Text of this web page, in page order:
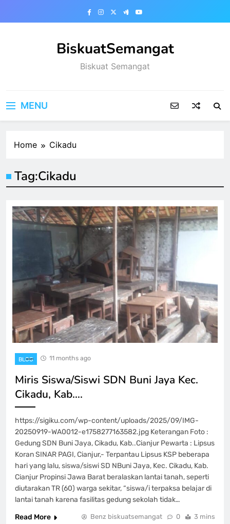
BiskuatSemangat
Biskuat Semangat
MENU
Home Cikadu
Tag:Cikadu
BLOG 11 months ago
Miris Siswa/Siswi SDN Buni Jaya Kec.
Cikadu, Kab….
https://sigiku.com/wp-content/uploads/2025/09/IMG-
20250919-WA0012-e1758277163582.jpg Keterangan Foto :
Gedung SDN Buni Jaya, Cikadu, Kab..Cianjur Pewarta : Lipsus
Koran SINAR PAGI, Cianjur,- Terpantau Lipsus KSP beberapa
hari yang lalu, siswa/siswi SD NBuni Jaya, Kec. Cikadu, Kab.
Cianjur Propinsi Jawa Barat beralaskan lantai tanah, seperti
diutarakan TR (60) warga sekitar, “siswa/i terpaksa belajar di
lantai tanah karena fasilitas gedung sekolah tidak…
Read More
Benz biskuatsemangat 0 3 mins